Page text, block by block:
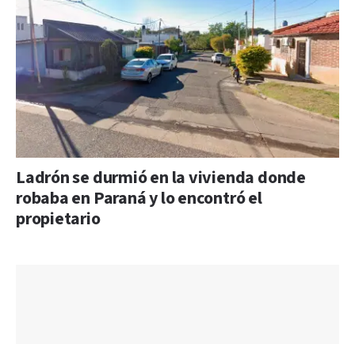
Ladrón se durmió en la vivienda donde
robaba en Paraná y lo encontró el
propietario